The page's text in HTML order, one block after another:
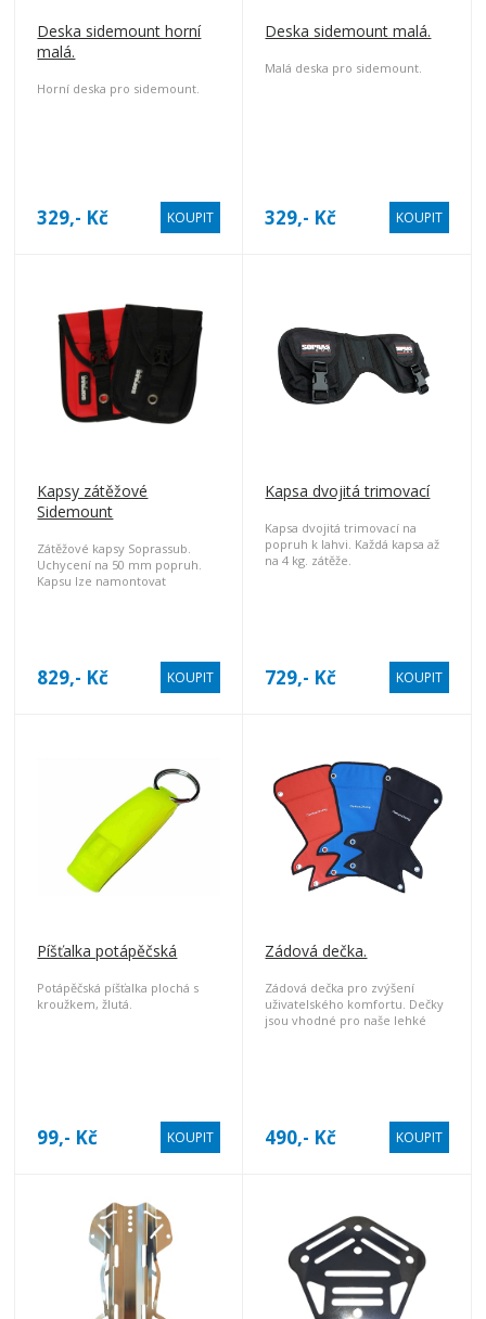
Deska sidemount horní
malá.
Horní deska pro sidemount.
329,- Kč KOUPIT
Deska sidemount malá.
Malá deska pro sidemount.
329,- Kč KOUPIT
Kapsy zátěžové
Sidemount
Zátěžové kapsy Soprassub.
Uchycení na 50 mm popruh.
Kapsu lze namontovat
829,- Kč KOUPIT
Kapsa dvojitá trimovací
Kapsa dvojitá trimovací na
popruh k lahvi. Každá kapsa až
na 4 kg. zátěže.
729,- Kč KOUPIT
Píšťalka potápěčská
Potápěčská píšťalka plochá s
kroužkem, žlutá.
99,- Kč KOUPIT
Zádová dečka.
Zádová dečka pro zvýšení
uživatelského komfortu. Dečky
jsou vhodné pro naše lehké
490,- Kč KOUPIT